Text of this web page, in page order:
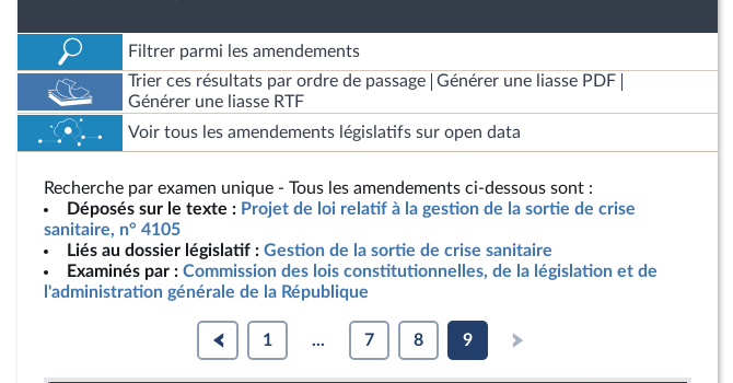
Filtrer parmi les amendements
Trier ces résultats par ordre de passage
Générer une liasse PDF
Générer une liasse RTF
Voir tous les amendements législatifs sur open data
Recherche par examen unique - Tous les amendements ci-dessous sont :
Déposés sur le texte : Projet de loi relatif à la gestion de la sortie de crise
sanitaire, n° 4105
Liés au dossier législatif : Gestion de la sortie de crise sanitaire
Examinés par : Commission des lois constitutionnelles, de la législation et de
l'administration générale de la République
1 ... 7 8 9